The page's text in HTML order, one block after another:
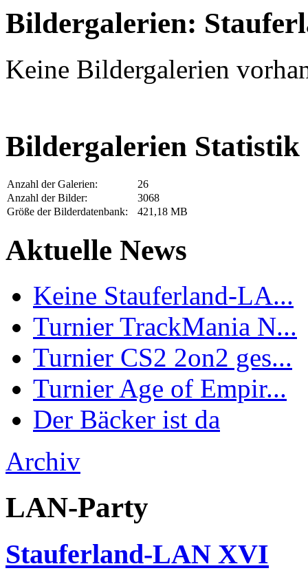
Bildergalerien:
Keine Bildergalerien
Bildergalerien Statistik
Anzahl der Galerien:
26
Anzahl der Bilder:
3068
Größe der Bilderdatenbank:
421,18 MB
Aktuelle News
Keine Stauferland-LA...
Turnier TrackMania N...
Turnier CS2 2on2 ges...
Turnier Age of Empir...
Der Bäcker ist da
Archiv
LAN-Party
Stauferland-LAN XVI